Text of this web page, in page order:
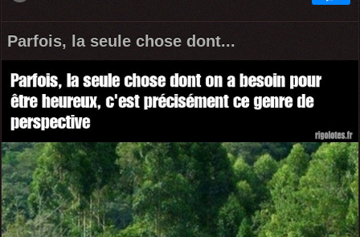
Parfois, la seule chose dont...